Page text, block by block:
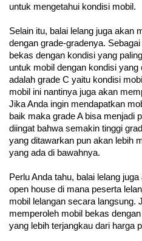
untuk mengetahui kondisi mobil.
Selain itu, balai lelang juga akan
dengan grade-gradenya.
bekas dengan kondisi yang
untuk mobil dengan kondisi
adalah grade C yaitu kondisi
mobil ini nantinya juga akan
Jika Anda ingin mendapatkan
baik maka grade A bisa menjadi
diingat bahwa semakin tinggi
yang ditawarkan pun akan lebih
yang ada di bawahnya.
Perlu Anda tahu, balai lelang
open house di mana peserta
mobil lelangan secara langsung.
memperoleh mobil bekas
yang lebih terjangkau dari harga